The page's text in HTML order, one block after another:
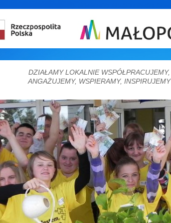
DZIAŁAMY LOKALNIE WSPÓŁPRACUJEMY,
ANGAŻUJEMY, WSPIERAMY, INSPIRUJEMY